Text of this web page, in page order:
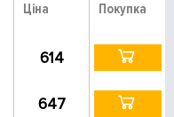
Ціна Покупка
614
647